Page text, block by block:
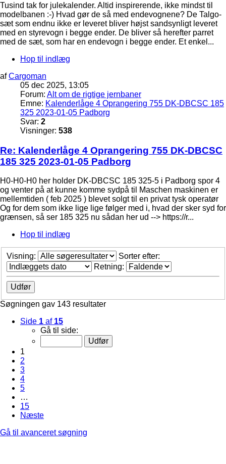
Tusind tak for julekalender. Altid inspirerende, ikke mindst til
modelbanen :-) Hvad gør de så med endevognene? De Talgo-
sæt som endnu ikke er leveret bliver højst sandsynligt leveret
med en styrevogn i begge ender. De bliver så herefter parret
med de sæt, som har en endevogn i begge ender. Et enkel...
Hop til indlæg
afCargoman
05 dec 2025, 13:05
Forum: Alt om de rigtige jernbaner
Emne: Kalenderlåge 4 Oprangering 755 DK-DBCSC 185
325 2023-01-05 Padborg
Svar: 2
Visninger: 538
Re: Kalenderlåge 4 Oprangering 755 DK-DBCSC
185 325 2023-01-05 Padborg
H0-H0-H0 her holder DK-DBCSC 185 325-5 i Padborg spor 4
og venter på at kunne komme sydpå til Maschen maskinen er
mellemtiden ( feb 2025 ) blevet solgt til en privat tysk operatør
Og for dem som ikke lige lige følger med i, hvad der sker syd for
grænsen, så ser 185 325 nu sådan her ud --> https://r...
Hop til indlæg
Visning:
Sorter efter:
Retning:
Søgningen gav 143 resultater
Side 1 af 15
Gå til side:
1
2
3
4
5
…
15
Næste
Gå til avanceret søgning